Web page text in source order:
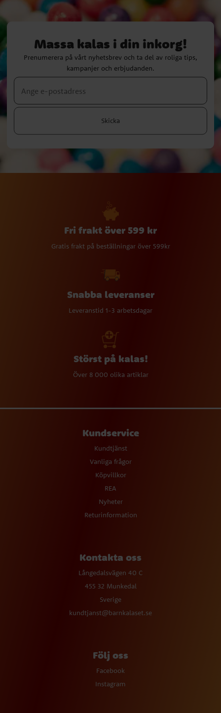
Massa kalas i din inkorg!
Prenumerera på vårt nyhetsbrev och ta del av roliga tips,
kampanjer och erbjudanden.
Skicka
Fri frakt över 599 kr
Gratis frakt på beställningar över 599kr
Snabba leveranser
Leveranstid 1-3 arbetsdagar
Störst på kalas!
Över 8 000 olika artiklar
Kundservice
Kundtjänst
Vanliga frågor
Köpvillkor
REA
Nyheter
Returinformation
Kontakta oss
Långedalsvägen 40 C
455 32 Munkedal
Sverige
kundtjanst@barnkalaset.se
Följ oss
Facebook
Instagram